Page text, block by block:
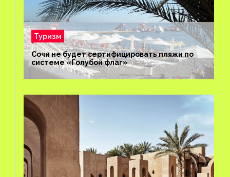
Туризм
Сочи не будет сертифицировать пляжи по
системе «Голубой флаг»